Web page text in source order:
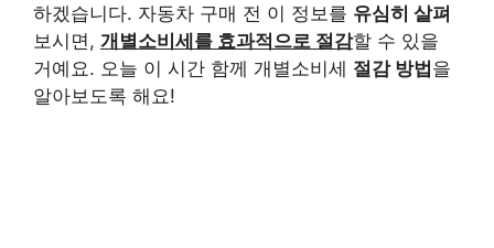
하겠습니다. 자동차 구매 전 이 정보를 유심히 살펴
보시면, 개별소비세를 효과적으로 절감할 수 있을
거예요. 오늘 이 시간 함께 개별소비세 절감 방법을
알아보도록 해요!